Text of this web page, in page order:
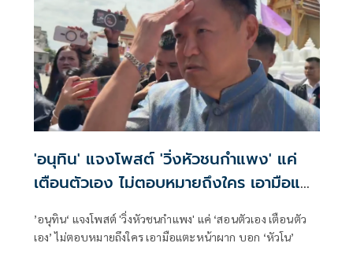
'อนุทิน' แจงโพสต์ 'วิ่งหัวชนกำแพง' แค่
เตือนตัวเอง ไม่ตอบหมายถึงใคร เอามือแตะ
หน้าผากบอก 'หัวโน'
’อนุทิน‘ แจงโพสต์ 'วิ่งหัวชนกำแพง' แค่ ‘สอนตัวเอง เตือนตัว
เอง’ ไม่ตอบหมายถึงใคร เอามือแตะหน้าผาก บอก ‘หัวโน’